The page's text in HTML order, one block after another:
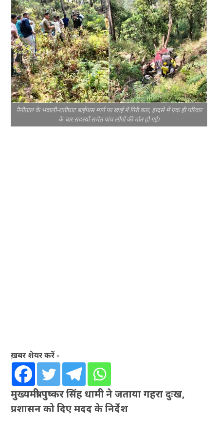
नैनीताल के भवाली-रातीघाट बाईपास मार्ग पर खाई में गिरी कार, हादसे में एक ही परिवार
के चार सदस्यों समेत पांच लोगों की मौत हो गई।
ख़बर शेयर करें -
मुख्यमंत्री पुष्कर सिंह धामी ने जताया गहरा दुःख,
प्रशासन को दिए मदद के निर्देश